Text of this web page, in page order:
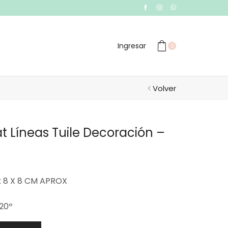
Ingresar 0
Volver
Líneas Tuile Decoración –
8 X 8 CM APROX